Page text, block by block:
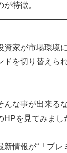
特徴。
資家が市場環境
ドを切り替えら
んな事が出来る
を見てみまし
情報が“「プレ